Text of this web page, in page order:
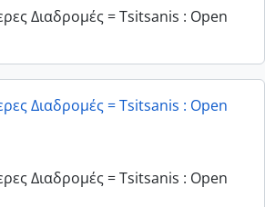
Διαδρομές = Tsitsanis : Open
Διαδρομές = Tsitsanis : Open
Διαδρομές = Tsitsanis : Open